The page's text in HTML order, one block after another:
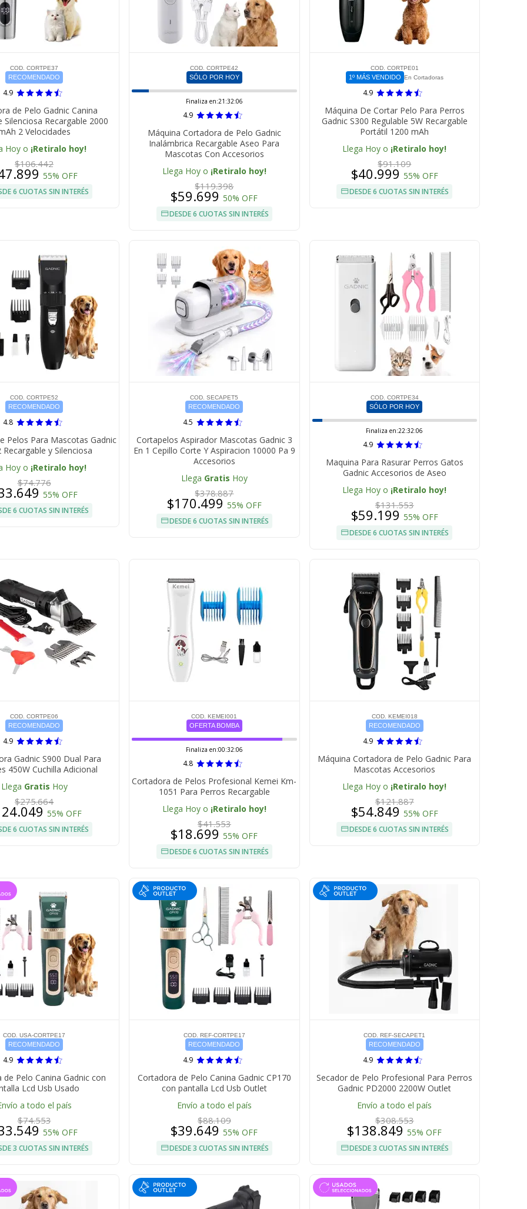
COD. CORTPE37
RECOMENDADO
4.9
de Pelo Gadnic Canina
Silenciosa Recargable 2000
2 Velocidades
Hoy o ¡Retiralo hoy!
$106.442
55% OFF
6 CUOTAS SIN INTERÉS
COD. CORTPE42
SÓLO POR HOY
Finaliza en:21:32:05
4.9
Máquina Cortadora de Pelo Gadnic
Inalámbrica Recargable Aseo Para
Mascotas Con Accesorios
Llega Hoy o ¡Retiralo hoy!
$119.398
$59.69950% OFF
DESDE 6 CUOTAS SIN INTERÉS
COD. CORTPE01
1º MÁS VENDIDO En Cortadoras
4.9
Máquina De Cortar Pelo Para Perros
Gadnic S300 Regulable 5W Recargable
Portátil 1200 mAh
Llega Hoy o ¡Retiralo hoy!
$91.109
$40.999 55% OFF
DESDE 6 CUOTAS SIN INTERÉS
COD. CORTPE52
RECOMENDADO
4.8
Pelos Para Mascotas Gadnic
Recargable y Silenciosa
Hoy o ¡Retiralo hoy!
$74.776
55% OFF
6 CUOTAS SIN INTERÉS
COD. SECAPET5
RECOMENDADO
4.5
Cortapelos Aspirador Mascotas Gadnic 3
En 1 Cepillo Corte Y Aspiracion 10000 Pa 9
Accesorios
Llega Gratis Hoy
$378.887
$170.499 55% OFF
DESDE 6 CUOTAS SIN INTERÉS
COD. CORTPE34
SÓLO POR HOY
Finaliza en:22:32:05
4.9
Maquina Para Rasurar Perros Gatos
Gadnic Accesorios de Aseo
Llega Hoy o ¡Retiralo hoy!
$131.553
$59.199 55% OFF
DESDE 6 CUOTAS SIN INTERÉS
COD. CORTPE06
RECOMENDADO
4.9
Gadnic S900 Dual Para
450W Cuchilla Adicional
Llega Gratis Hoy
$275.664
55% OFF
6 CUOTAS SIN INTERÉS
COD. KEMEI001
OFERTA BOMBA
Finaliza en:00:32:05
4.8
Cortadora de Pelos Profesional Kemei Km-
1051 Para Perros Recargable
Llega Hoy o ¡Retiralo hoy!
$41.553
$18.69955% OFF
DESDE 6 CUOTAS SIN INTERÉS
COD. KEMEI018
RECOMENDADO
4.9
Máquina Cortadora de Pelo Gadnic Para
Mascotas Accesorios
Llega Hoy o ¡Retiralo hoy!
$121.887
$54.849 55% OFF
DESDE 6 CUOTAS SIN INTERÉS
COD. USA-CORTPE17
RECOMENDADO
4.9
Pelo Canina Gadnic con
Lcd Usb Usado
a todo el país
$74.553
55% OFF
3 CUOTAS SIN INTERÉS
COD. REF-CORTPE17
RECOMENDADO
4.9
Cortadora de Pelo Canina Gadnic CP170
con pantalla Lcd Usb Outlet
Envío a todo el país
$88.109
$39.64955% OFF
DESDE 3 CUOTAS SIN INTERÉS
COD. REF-SECAPET1
RECOMENDADO
4.9
Secador de Pelo Profesional Para Perros
Gadnic PD2000 2200W Outlet
Envío a todo el país
$308.553
$138.84955% OFF
DESDE 3 CUOTAS SIN INTERÉS